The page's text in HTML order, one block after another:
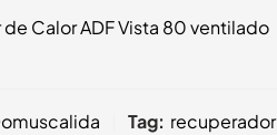
Calor ADF Vista 80 ventilado
Tag: recuperador